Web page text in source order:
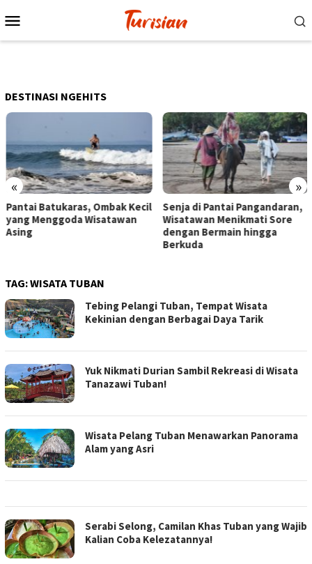
ke
Mobile
DESTINASI NGEHITS
« »
Pantai Batukaras, Ombak Kecil
yang Menggoda Wisatawan
Asing
Senja di Pantai Pangandaran,
Wisatawan Menikmati Sore
dengan Bermain hingga
Berkuda
TAG:WISATA TUBAN
Tebing Pelangi Tuban, Tempat Wisata
Kekinian dengan Berbagai Daya Tarik
Yuk Nikmati Durian Sambil Rekreasi di Wisata
Tanazawi Tuban!
Wisata Pelang Tuban Menawarkan Panorama
Alam yang Asri
Serabi Selong, Camilan Khas Tuban yang Wajib
Kalian Coba Kelezatannya!